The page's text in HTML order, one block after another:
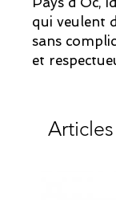
qui veulent
sans
et